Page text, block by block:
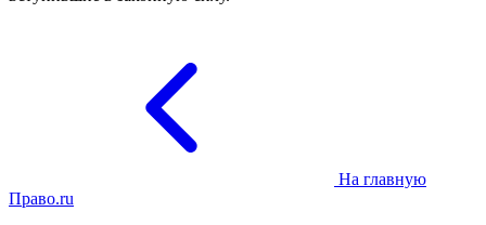
На главную
Право.ru